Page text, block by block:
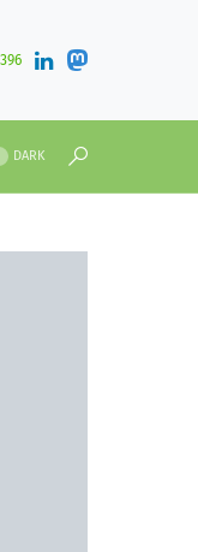
396
DARK